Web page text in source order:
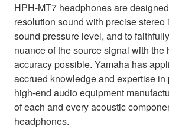
HPH-MT7 headphones are
resolution sound with precise stereo
sound pressure level, and to
nuance of the source signal with the
accuracy possible. Yamaha has
accrued knowledge and expertise in
high-end audio equipment
of each and every acoustic
headphones.